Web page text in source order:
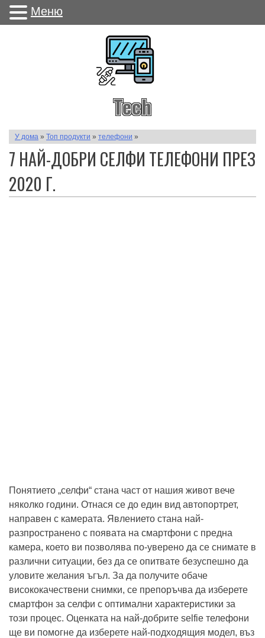
Tech
У дома » Топ продукти » телефони »
7 НАЙ-ДОБРИ СЕЛФИ ТЕЛЕФОНИ ПРЕЗ
2020 Г.
Понятието „селфи“ стана част от нашия живот вече
няколко години. Отнася се до един вид автопортрет,
направен с камерата. Явлението стана най-
разпространено с появата на смартфони с предна
камера, което ви позволява по-уверено да се снимате в
различни ситуации, без да се опитвате безуспешно да
уловите желания ъгъл. За да получите обаче
висококачествени снимки, се препоръчва да изберете
смартфон за селфи с оптимални характеристики за
този процес. Оценката на най-добрите selfie телефони
ще ви помогне да изберете най-подходящия модел, въз
Меню